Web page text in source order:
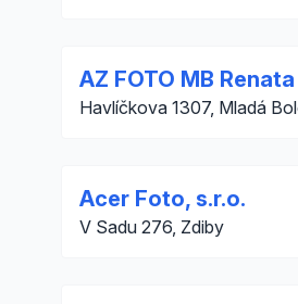
AZ FOTO MB
Havlíčkova 1307, Mladá
Acer Foto, s.r.o.
V Sadu 276, Zdiby